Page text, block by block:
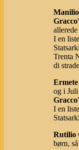
Gracco
allerede
I en
Trenta
di
og i
Gracco
I en
Rutilio
børn,